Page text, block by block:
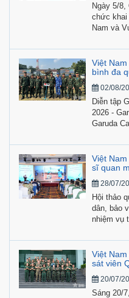
Ngày 5/
chức khai
Nam và
(CRSV)
tình dục
Việt
bình đa
02/08/
Diễn tập
2026 -
Garuda
bình và
ngày 20/7
tham gia
chuyên
Việt
sĩ quan
28/07/
Hội thảo
dân, bảo
nhiệm vụ
hợp cùng
khổ
Quân sự
28/7, tại
Việt
sát viên
20/07/
Sáng 20/